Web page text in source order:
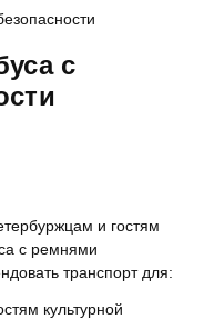
с
и гостям
с ремнями
транспорт для:
культурной